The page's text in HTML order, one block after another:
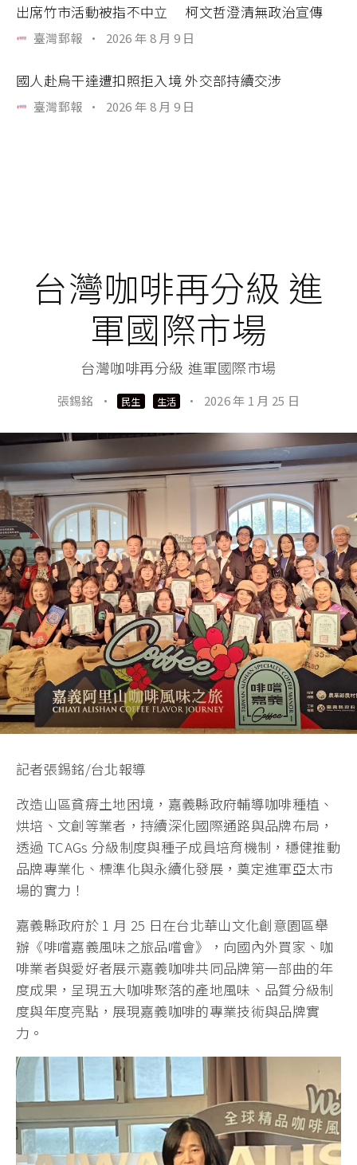
出席竹市活動被指不中立 柯文哲澄清無政治宣傳
臺灣郵報 · 2026 年 8 月 9 日
國人赴烏干達遭扣照拒入境 外交部持續交涉
臺灣郵報 · 2026 年 8 月 9 日
台灣咖啡再分級 進
軍國際市場
台灣咖啡再分級 進軍國際市場
張錫銘 · 民生 生活 · 2026 年 1 月 25 日
記者張錫銘/台北報導
改造山區貧瘠土地困境，嘉義縣政府輔導咖啡種植、
烘培、文創等業者，持續深化國際通路與品牌布局，
透過 TCAGs 分級制度與種子成員培育機制，穩健推動
品牌專業化、標準化與永續化發展，奠定進軍亞太市
場的實力！
嘉義縣政府於 1 月 25 日在台北華山文化創意園區舉
辦《啡嚐嘉義風味之旅品嚐會》，向國內外買家、咖
啡業者與愛好者展示嘉義咖啡共同品牌第一部曲的年
度成果，呈現五大咖啡聚落的產地風味、品質分級制
度與年度亮點，展現嘉義咖啡的專業技術與品牌實
力。